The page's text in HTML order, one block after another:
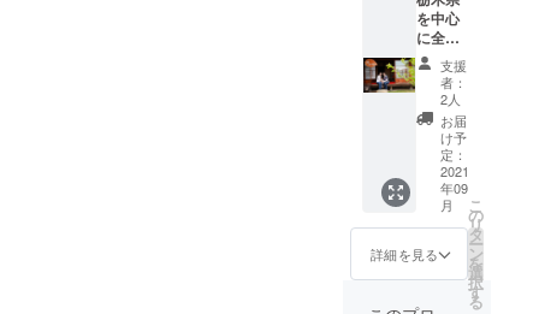
年間
ただい
た際
に、ヨ
リドコ
ロから
のメー
ルをお
見せく
ださ
い。 ※
ご本人
様お一
人のご
す。 有
を中心
に全国
で活躍
されて
いる
photogr
apher
アラタ
ケンジ
さんに
ヨリド
コロで
写真を
撮って
けるプ
支援
者：
2人
お届
け予
定：
2021
年09
月
詳細を見る
こ
の
リ
タ
ー
ン
を
選
択
す
る